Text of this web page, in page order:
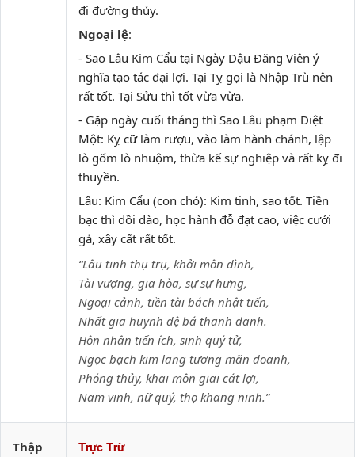
đi đường thủy.
Ngoại lệ:
- Sao Lâu Kim Cẩu tại Ngày Dậu Đăng Viên ý
nghĩa tạo tác đại lợi. Tại Tỵ gọi là Nhập Trù nên
rất tốt. Tại Sửu thì tốt vừa vừa.
- Gặp ngày cuối tháng thì Sao Lâu phạm Diệt
Một: Kỵ cữ làm rượu, vào làm hành chánh, lập
lò gốm lò nhuộm, thừa kế sự nghiệp và rất kỵ đi
thuyền.
Lâu: Kim Cẩu (con chó): Kim tinh, sao tốt. Tiền
bạc thì dồi dào, học hành đỗ đạt cao, việc cưới
gả, xây cất rất tốt.
“Lâu tinh thụ trụ, khởi môn đình,
Tài vượng, gia hòa, sự sự hưng,
Ngoại cảnh, tiền tài bách nhật tiến,
Nhất gia huynh đệ bá thanh danh.
Hôn nhân tiến ích, sinh quý tử,
Ngọc bạch kim lang tương mãn doanh,
Phóng thủy, khai môn giai cát lợi,
Nam vinh, nữ quý, thọ khang ninh.”
Thập
Trực Trừ